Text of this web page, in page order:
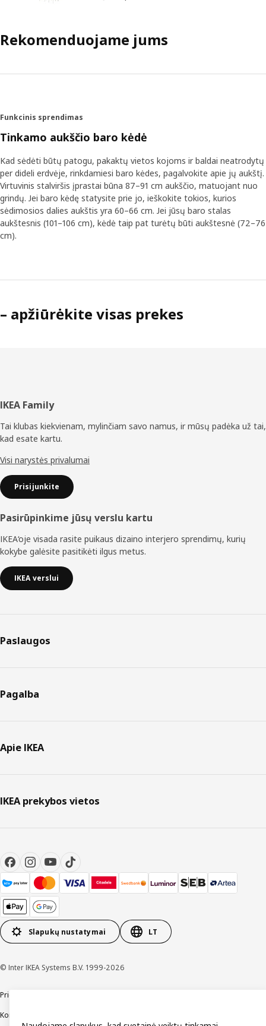
Rekomenduojame jums
Funkcinis sprendimas
Tinkamo aukščio baro kėdė
Kad sėdėti būtų patogu, pakaktų vietos kojoms ir baldai neatrodytų
per dideli erdvėje, rinkdamiesi baro kėdes, pagalvokite apie jų aukštį.
Virtuvinis stalviršis įprastai būna 87–91 cm aukščio, matuojant nuo
grindų. Jei baro kėdę statysite prie jo, ieškokite tokios, kurios
sėdimosios dalies aukštis yra 60–66 cm. Jei jūsų baro stalas
aukštesnis (101–106 cm), kėdė taip pat turėtų būti aukštesnė (72–76
cm).
– apžiūrėkite visas prekes
Poraštė
IKEA Family
Tai klubas kiekvienam, mylinčiam savo namus, ir mūsų padėka už tai,
kad esate kartu.
Visi narystės privalumai
Prisijunkite
Pasirūpinkime jūsų verslu kartu
IKEA‘oje visada rasite puikaus dizaino interjero sprendimų, kurių
kokybe galėsite pasitikėti ilgus metus.
IKEA verslui
Paslaugos
Pagalba
Apie IKEA
IKEA prekybos vietos
Slapukų nustatymai LT
© Inter IKEA Systems B.V. 1999-2026
Prieinamumas
Kontaktai